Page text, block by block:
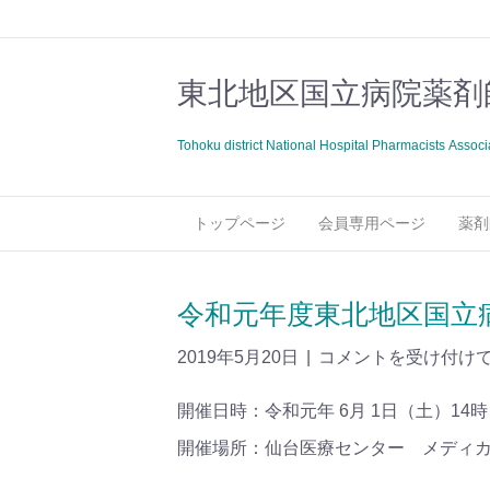
東北地区国立病院薬
Tohoku district National Hospital Pharmacists
トップページ 会員専用ページ 薬
令和元年度東北地区国
2019年5月20日 コメントを受け付け
開催日時：令和元年 6月 1日（土）14
開催場所：仙台医療センター メディ